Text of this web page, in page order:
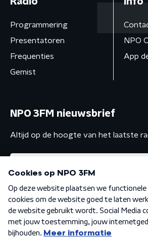
Programmering
Presentatoren
Frequenties
Gemist
NPO
App
NPO 3FM nieuwsbrief
Altijd op de hoogte van het laatste
Algemene voorwaarden Privacybeleid